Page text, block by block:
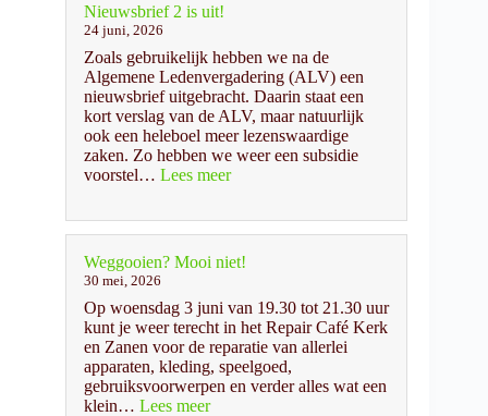
Nieuwsbrief 2 is uit!
24 juni, 2026
Zoals gebruikelijk hebben we na de
Algemene Ledenvergadering (ALV) een
nieuwsbrief uitgebracht. Daarin staat een
kort verslag van de ALV, maar natuurlijk
ook een heleboel meer lezenswaardige
zaken. Zo hebben we weer een subsidie
voorstel… Lees meer:
is
uit!
Weggooien? Mooi niet!
30 mei, 2026
Op woensdag 3 juni van 19.30 tot 21.30 uur
kunt je weer terecht in het Repair Café Kerk
en Zanen voor de reparatie van allerlei
apparaten, kleding, speelgoed,
gebruiksvoorwerpen en verder alles wat een
klein… Lees meer: